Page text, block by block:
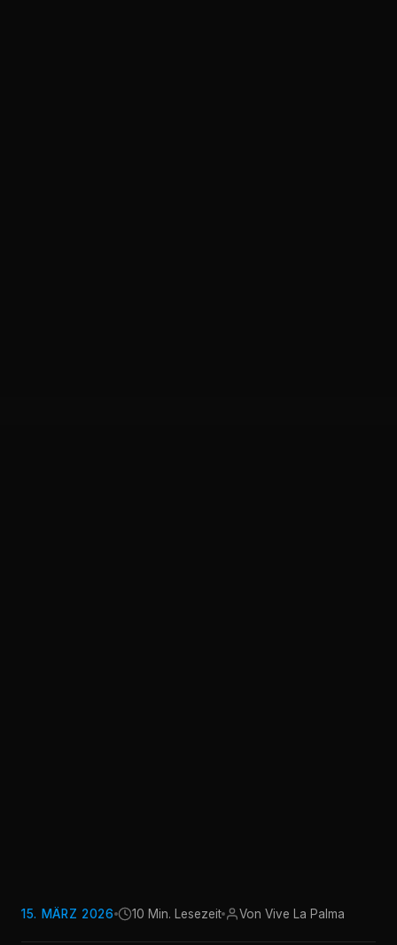
15. MÄRZ 2026 10 Min. Lesezeit Von Vive La Palma